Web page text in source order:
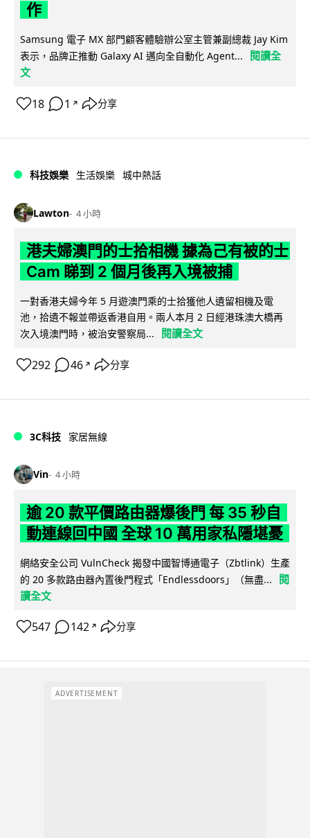
作
Samsung 電子 MX 部門顧客體驗辦公室主管兼副總裁 Jay Kim
表示，品牌正推動 Galaxy AI 邁向全自動化 Agent...
閱讀全
文
18 1 ↗ 分享
科技娛樂 生活娛樂 城中熱話
Lawton 4 小時
港夫婦澳門的士拾相機 據為己有被的士
Cam 睇到 2 個月後再入境被捕
一對香港夫婦今年 5 月遊澳門乘的士拾獲他人遺留相機及電
池，拾遺不報並帶返香港自用。兩人本月 2 日經港珠澳大橋再
次入境澳門時，被治安警察局...
閱讀全文
292 46 ↗ 分享
3C科技 家居無線
Vin 4 小時
逾 20 款平價路由器爆後門 每 35 秒自
動連線回中國 全球 10 萬用家私隱堪憂
網絡安全公司 VulnCheck 揭發中國智博通電子（Zbtlink）生產
的 20 多款路由器內置後門程式「Endlessdoors」（無盡...
閱
讀全文
547 142 ↗ 分享
ADVERTISEMENT